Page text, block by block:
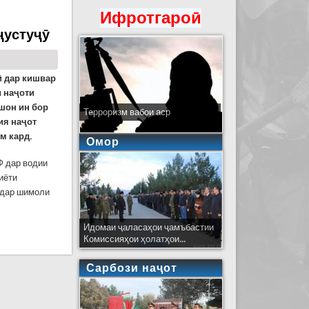
дар кишвар
ин бор
наҷот
кард.
дар водии
дар шимоли
Ифротгароӣ
Терроризм вабои аср
Омор
Идомаи ҷаласаҳои ҷамъбастии
Комиссияҳои ҳолатҳои...
Сарбози наҷот